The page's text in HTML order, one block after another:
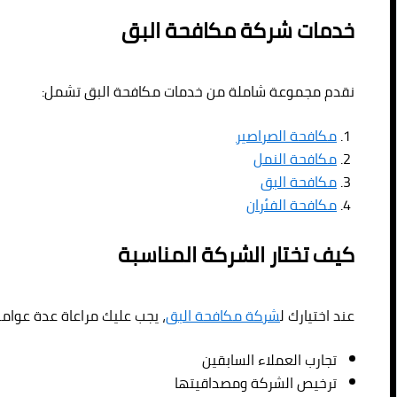
خدمات شركة مكافحة البق
نقدم مجموعة شاملة من خدمات مكافحة البق تشمل:
مكافحة الصراصير
مكافحة النمل
مكافحة البق
مكافحة الفئران
كيف تختار الشركة المناسبة
عند اختيارك لشركة مكافحة البق، يجب عليك مراعاة عدة
تجارب العملاء السابقين
ترخيص الشركة ومصداقيتها